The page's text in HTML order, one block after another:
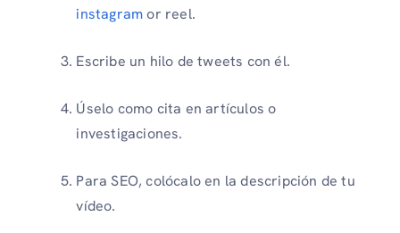
instagramor reel.
Escribe un hilo de tweets con él.
Úselo como cita en artículos o
investigaciones.
Para SEO, colócalo en la descripción de tu
vídeo.